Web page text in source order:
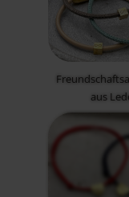
aus